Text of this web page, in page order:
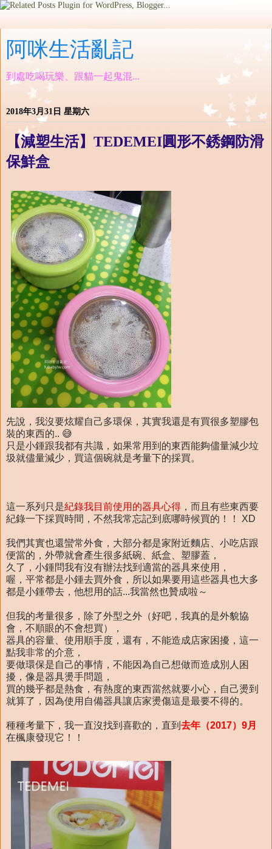
阿咪生活亂記
到處吃喝玩樂、跟貓一起鬼混...
2018年3月31日 星期六
【減塑生活】TEDEMEI圓形不銹鋼防滑
保鮮盒
先說，我沒要炫耀自己多環保，其實我還是有買很多塑膠包
裝的東西的.. 😅
只是小鍾跟我都有共識，如果常用到的東西能夠儘量減少垃
圾就儘量減少，買這個碗就是考量下的採買。
這一系列只是紀錄我目前使用的器具心得 ，而且有些東西要
紀錄一下採買時間，不然我常忘記到底哪時候買的！！ XD
我們其實也還蠻常外食，大部分都是家附近麵店、小吃店跟
便當的，外帶就會產生很多紙碗、紙盒、塑膠蓋，
久了，小鍾問我有沒有辦法找到適當的器具來使用，
喔，平常都是小鍾去買外食，所以如果要用這些器具也大多
都是小鍾帶去，他想用的話...我當然也贊成啦～
但我的考量很多，除了外型之外（好吧，我真的是外貌協
會，不順眼的不會想買），
器具的容量、使用順手度，還有，不能造成店家困擾，這一
點我非常的介意，
要做環保是自己的事情，不能因為自己想做而造成別人困
擾，像是器具燙手問題，
買的幾乎都是熱食，有熱度的東西當然就要小心，自己燙到
就算了，因為使用自備器具讓店家燙傷這是最要不得的。
種種考量下，我一直沒找到喜歡的，直到 去年（2017）9月
在楓康發現它！！